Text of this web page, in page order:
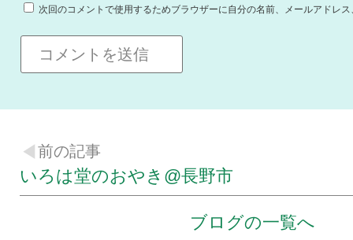
次回のコメントで使用するためブラウザーに自分の名前、メールアドレ
前の記事
いろは堂のおやき@長野市
ブログの一覧へ